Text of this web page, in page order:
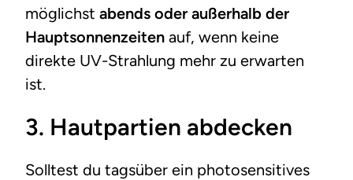
möglichstabends oder außerhalb der
Hauptsonnenzeiten auf, wenn keine
direkte UV-Strahlung mehr zu erwarten
ist.
3. Hautpartien abdecken
Solltest du tagsüber ein photosensitives